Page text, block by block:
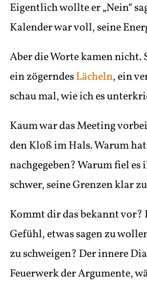
Eigentlich wollte er „Nein“
Kalender war voll, seine
Aber die Worte kamen nicht.
ein zögerndesLächeln, ein
schau mal, wie ich es
Kaum war das Meeting
den Kloß im Hals. Warum
nachgegeben? Warum fiel es
schwer, seine Grenzen klar
Kommt dir das bekannt vor?
Gefühl, etwas sagen zu
zu schweigen? Der innere
Feuerwerk der Argumente,